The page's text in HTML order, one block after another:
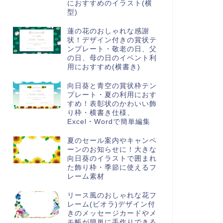
におすすめのイラスト(横
型)
蓮の花のおしゃれな感謝
状！デザイン付きの賞状テ
ンプレート・敬老の日、父
の日、母の日のイベント利
用におすすめ(横書き)
向日葵と青空の賞状枠テン
プレート・夏の利用におす
すめ！表彰状のかわいい飾
り枠・横書き仕様、
Excel・Wordで簡単編集
夏のセール案内やキャンペ
ーンのお知らせに！大きな
向日葵のイラストで囲まれ
た飾り枠・季節に使えるフ
レーム素材
リース風のおしゃれな花フ
レーム(ビオラ)デザイン付
きのメッセージカードやメ